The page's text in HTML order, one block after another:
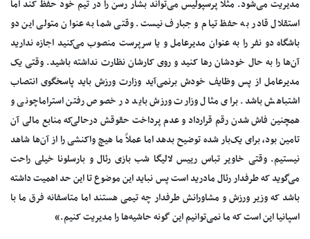
مدیریت می‌شود. مثلا پرسپولیس می‌تواند بشار رسن را در تیم خود حفظ کند اما
استقلال قادر به حفظ تیام و جبارف نیست. وقتی شما به عنوان متولی این دو
باشگاه دو نفر را به عنوان مدیرعامل و یا سرپرست منصوب می‌کنید اجازه ندارید
آن‌ها را به حال خودشان رها کنید و روی کارشان نظارت نداشته باشید. وقتی یک
مدیرعامل از پس وظایف خودش برنمی‌آید وزارت ورزش باید پاسخگوی انتصاب
اشتباهش باشد. برای مثال وزارت ورزش باید در خصوص رفتن استراماچونی و
همچنین فاش شدن رقم قرارداد و عدم پرداخت حقوقش درحالی‌که منابع مالی آن
تامین بود، برای یک‌بار شده توضیح بدهد اما عملاً ما هیچ واکنشی را از آن‌ها شاهد
نیستیم. وقتی خاویر تباس رییس لالیگا شب بازی رئال و بارسلونا خیلی راحت
می‌گوید که طرفدار رئال مادرید است پس نباید این موضوع تا این حد اهمیت داشته
باشد که وزیر ورزش و مشاورانش طرفدار چه تیمی هستند اما متاسفانه فرق ما با
اسپانیا این است که ما نمی‌توانیم این گونه حاشیه‌ها را مدیریت کنیم.»